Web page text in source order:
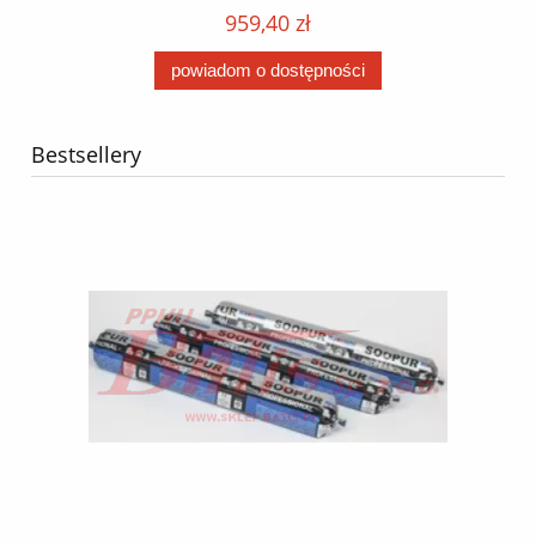
959,40 zł
powiadom o dostępności
Bestsellery